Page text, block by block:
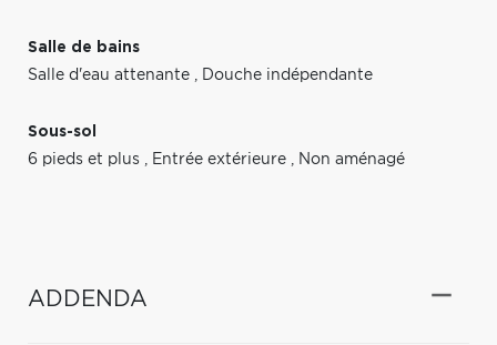
Salle de bains
Salle d'eau attenante , Douche indépendante
Sous-sol
6 pieds et plus , Entrée extérieure , Non aménagé
ADDENDA